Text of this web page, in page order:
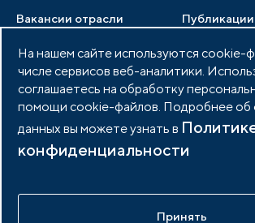
Вакансии отрасли Публикации
Медиатека Тендеры
Документы АИП
Партнеры ассоциации
Фото и видео
Членство в АИП Войти в
На нашем сайте используются cookie-
числе сервисов веб-аналитики.
соглашаетесь на обработку
помощи cookie-файлов. Подробнее об
данных вы можете узнать в
конфиденциальности
Принять